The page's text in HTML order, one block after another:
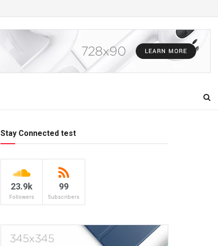
Stay Connected test
23.9k
Followers
99
Subscribers